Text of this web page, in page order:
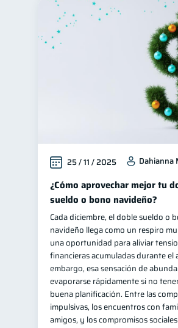
25 / 11 / 2025 Dahianna
¿Cómo aprovechar mejor tu
sueldo o bono navideño?
Cada diciembre, el doble sueldo o
navideño llega como un respiro
una oportunidad para aliviar
financieras acumuladas durante el
embargo, esa sensación de
evaporarse rápidamente si no
buena planificación. Entre las
impulsivas, los encuentros con
amigos, y los compromisos